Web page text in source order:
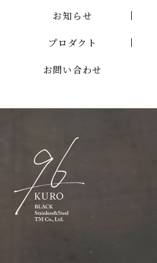
お知らせ
プロダクト
お問い合わせ